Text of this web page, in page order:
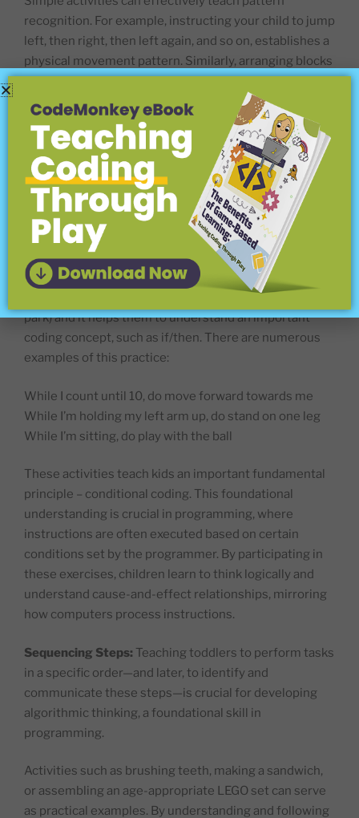
recognition. For example, instructing your child to jump
left, then right, then left again, and so on, establishes a
physical movement pattern. Similarly, arranging blocks
lying down—helps them identify and predict patterns.
You can also use colors and shapes, such as alternating
a green circle with a yellow square repeatedly.​
While these exercises might seem simplistic, they play
a crucial role in developing your child’s coding skills by
fostering an understanding of sequences and logical
structures.
While / Do:while/do is very easy to practice with your
child (you can do it at home, in your backyard or in a
park) and it helps them to understand an important
coding concept, such as if/then. There are numerous
examples of this practice:
While I count until 10, do move forward towards me
While I’m holding my left arm up, do stand on one leg
While I’m sitting, do play with the ball
These activities teach kids an important fundamental
principle – conditional coding. This foundational
understanding is crucial in programming, where
instructions are often executed based on certain
conditions set by the programmer. By participating in
these exercises, children learn to think logically and
understand cause-and-effect relationships, mirroring
how computers process instructions.
Sequencing Steps: Teaching toddlers to perform tasks
in a specific order—and later, to identify and
communicate these steps—is crucial for developing
algorithmic thinking, a foundational skill in
programming.
Activities such as brushing teeth, making a sandwich,
or assembling an age-appropriate LEGO set can serve
as practical examples. By understanding and following